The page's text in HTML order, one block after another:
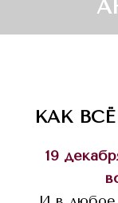
КАК
19